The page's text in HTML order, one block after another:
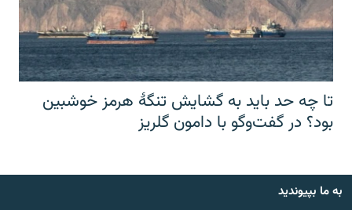
تا چه حد باید به گشایش تنگهٔ هرمز خوشبین
بود؟ در گفت‌وگو با دامون گلریز
به ما بپیوندید